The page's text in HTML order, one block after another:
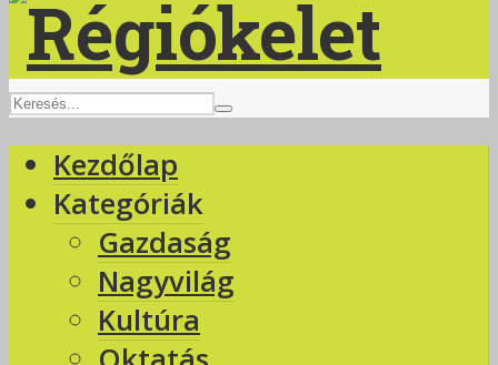
Kezdőlap
Kategóriák
Gazdaság
Nagyvilág
Kultúra